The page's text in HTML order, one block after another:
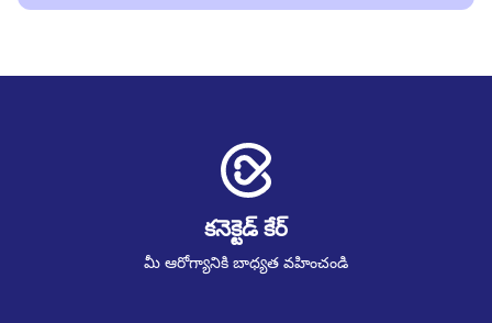
కనెక్టెడ్ కేర్
మీ ఆరోగ్యానికి బాధ్యత వహించండి